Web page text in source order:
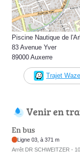
Piscine Nautique de
83 Avenue Yver
89000 Auxerre
Trajet Waze
Venir en
En bus
Ligne 03, à 371 m
Arrêt DR SCHWEITZER -